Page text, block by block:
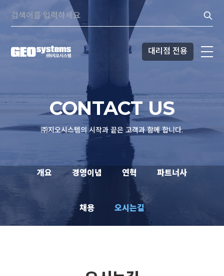
바로가기
Search:
대리점 전용
CONTACT US
㈜지오시스템의 시작과 끝은 고객과 함께 합니다.
개요 경영이념 연혁 파트너사
채용 오시는길